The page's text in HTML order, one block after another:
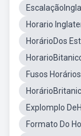
Horario
HorárioDos
Fusos
Explomplo
Formato Do